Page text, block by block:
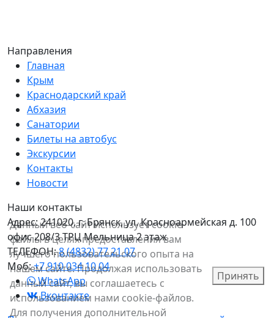
Направления
Главная
Крым
Краснодарский край
Абхазия
Санатории
Билеты на автобус
Экскурсии
Контакты
Новости
Наши контакты
Адрес:241020, г. Брянск, ул. Красноармейская д. 100
офис 208/3 ТРЦ Мельница 2 этаж
ТЕЛЕФОН:8 (4832) 77 21 07
Моб:+7 910 034 10 04
WhatsApp
Вконтакте
Данный веб-сайт использует cookie-
файлы в целях предоставления вам
лучшего пользовательского опыта на
нашем сайте. Продолжая использовать
данный сайт, вы соглашаетесь с
использованием нами cookie-файлов.
Для получения дополнительной
Принять